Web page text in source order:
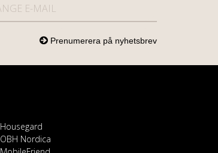
Housegard
OBH Nordica